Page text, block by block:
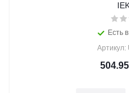
Есть
Артикул:
504.95